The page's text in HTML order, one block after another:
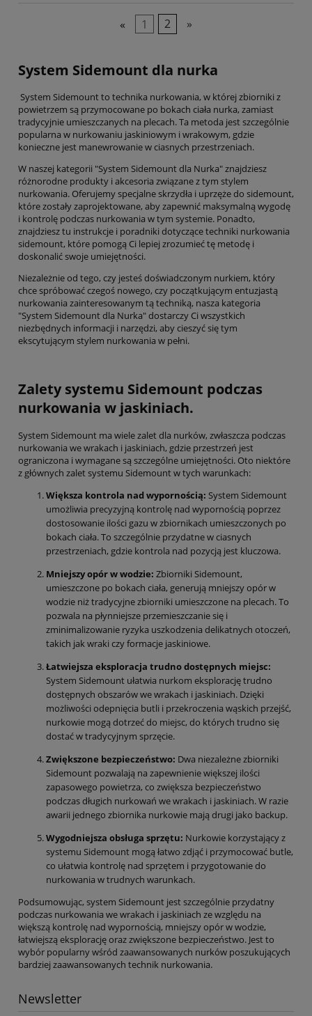
« 1 2 »
System Sidemount dla nurka
System Sidemount to technika nurkowania, w której zbiorniki z
powietrzem są przymocowane po bokach ciała nurka, zamiast
tradycyjnie umieszczanych na plecach. Ta metoda jest szczególnie
popularna w nurkowaniu jaskiniowym i wrakowym, gdzie
konieczne jest manewrowanie w ciasnych przestrzeniach.
W naszej kategorii "System Sidemount dla Nurka" znajdziesz
różnorodne produkty i akcesoria związane z tym stylem
nurkowania. Oferujemy specjalne skrzydła i uprzęże do sidemount,
które zostały zaprojektowane, aby zapewnić maksymalną wygodę
i kontrolę podczas nurkowania w tym systemie. Ponadto,
znajdziesz tu instrukcje i poradniki dotyczące techniki nurkowania
sidemount, które pomogą Ci lepiej zrozumieć tę metodę i
doskonalić swoje umiejętności.
Niezależnie od tego, czy jesteś doświadczonym nurkiem, który
chce spróbować czegoś nowego, czy początkującym entuzjastą
nurkowania zainteresowanym tą techniką, nasza kategoria
"System Sidemount dla Nurka" dostarczy Ci wszystkich
niezbędnych informacji i narzędzi, aby cieszyć się tym
ekscytującym stylem nurkowania w pełni.
Zalety systemu Sidemount podczas
nurkowania w jaskiniach.
System Sidemount ma wiele zalet dla nurków, zwłaszcza podczas
nurkowania we wrakach i jaskiniach, gdzie przestrzeń jest
ograniczona i wymagane są szczególne umiejętności. Oto niektóre
z głównych zalet systemu Sidemount w tych warunkach:
Większa kontrola nad wypornością: System Sidemount
umożliwia precyzyjną kontrolę nad wypornością poprzez
dostosowanie ilości gazu w zbiornikach umieszczonych po
bokach ciała. To szczególnie przydatne w ciasnych
przestrzeniach, gdzie kontrola nad pozycją jest kluczowa.
Mniejszy opór w wodzie: Zbiorniki Sidemount,
umieszczone po bokach ciała, generują mniejszy opór w
wodzie niż tradycyjne zbiorniki umieszczone na plecach. To
pozwala na płynniejsze przemieszczanie się i
zminimalizowanie ryzyka uszkodzenia delikatnych otoczeń,
takich jak wraki czy formacje jaskiniowe.
Łatwiejsza eksploracja trudno dostępnych miejsc:
System Sidemount ułatwia nurkom eksplorację trudno
dostępnych obszarów we wrakach i jaskiniach. Dzięki
możliwości odepnięcia butli i przekroczenia wąskich przejść,
nurkowie mogą dotrzeć do miejsc, do których trudno się
dostać w tradycyjnym sprzęcie.
Zwiększone bezpieczeństwo: Dwa niezależne zbiorniki
Sidemount pozwalają na zapewnienie większej ilości
zapasowego powietrza, co zwiększa bezpieczeństwo
podczas długich nurkowań we wrakach i jaskiniach. W razie
awarii jednego zbiornika nurkowie mają drugi jako backup.
Wygodniejsza obsługa sprzętu: Nurkowie korzystający z
systemu Sidemount mogą łatwo zdjąć i przymocować butle,
co ułatwia kontrolę nad sprzętem i przygotowanie do
nurkowania w trudnych warunkach.
Podsumowując, system Sidemount jest szczególnie przydatny
podczas nurkowania we wrakach i jaskiniach ze względu na
większą kontrolę nad wypornością, mniejszy opór w wodzie,
łatwiejszą eksplorację oraz zwiększone bezpieczeństwo. Jest to
wybór popularny wśród zaawansowanych nurków poszukujących
bardziej zaawansowanych technik nurkowania.
Newsletter